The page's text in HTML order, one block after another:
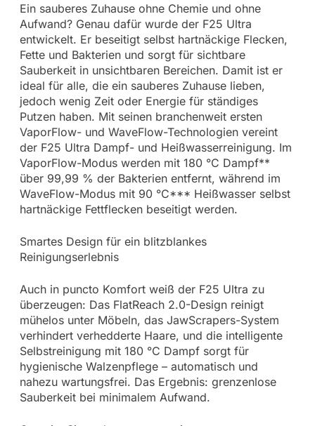
Ein sauberes Zuhause ohne Chemie und ohne
Aufwand? Genau dafür wurde der F25 Ultra
entwickelt. Er beseitigt selbst hartnäckige Flecken,
Fette und Bakterien und sorgt für sichtbare
Sauberkeit in unsichtbaren Bereichen. Damit ist er
ideal für alle, die ein sauberes Zuhause lieben,
jedoch wenig Zeit oder Energie für ständiges
Putzen haben. Mit seinen branchenweit ersten
VaporFlow- und WaveFlow-Technologien vereint
der F25 Ultra Dampf- und Heißwasserreinigung. Im
VaporFlow-Modus werden mit 180 °C Dampf**
über 99,99 % der Bakterien entfernt, während im
WaveFlow-Modus mit 90 °C*** Heißwasser selbst
hartnäckige Fettflecken beseitigt werden.
Smartes Design für ein blitzblankes
Reinigungserlebnis
Auch in puncto Komfort weiß der F25 Ultra zu
überzeugen: Das FlatReach 2.0-Design reinigt
mühelos unter Möbeln, das JawScrapers-System
verhindert verhedderte Haare, und die intelligente
Selbstreinigung mit 180 °C Dampf sorgt für
hygienische Walzenpflege – automatisch und
nahezu wartungsfrei. Das Ergebnis: grenzenlose
Sauberkeit bei minimalem Aufwand.